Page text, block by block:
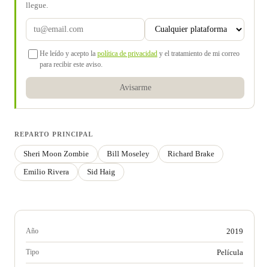
llegue.
He leído y acepto la política de privacidad y el tratamiento de mi correo
para recibir este aviso.
Avisarme
REPARTO PRINCIPAL
Sheri Moon Zombie Bill Moseley
Richard Brake
Emilio Rivera
Sid Haig
Año 2019
Tipo Película